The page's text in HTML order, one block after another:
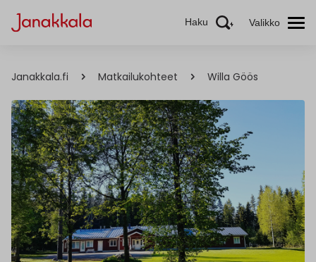
Haku Valikko
Janakkala.fi Matkailukohteet Willa Göös